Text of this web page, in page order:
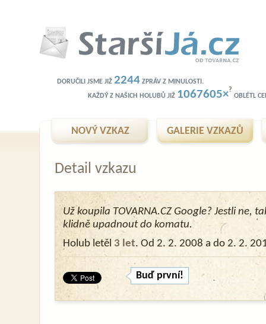
DORUČILI JSME JIŽ 2244 ZPRÁV Z MINULOSTI.
KAŽDÝ Z NAŠICH HOLUBŮ JIŽ 1067605×?
OBLÉTL
NOVÝ VZKAZ GALERIE VZKAZŮ
Detail vzkazu
Už koupila TOVARNA.CZ Google? Jestli ne,
klidně upadnout do komatu.
Holub letěl 3 let. Od 2. 2. 2008 a do 2. 2.
Buď první!